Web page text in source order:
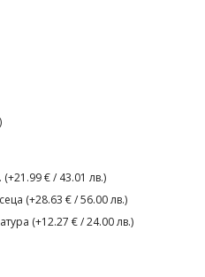
€ / 43.01 лв.)
(+28.63 € / 56.00 лв.)
(+12.27 € / 24.00 лв.)